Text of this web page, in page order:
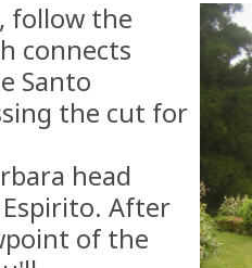
follow the
connects
Santo
the cut for
head
After
of the